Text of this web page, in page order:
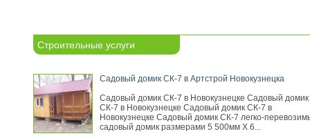
Строительные услуги
Садовый домик СК-7 в Артстрой Новокузнецка
Садовый домик СК-7 в Новокузнецке Садовый домик
СК-7 в Новокузнецке Садовый домик СК-7 в
Новокузнецке Садовый домик СК-7 легко-
садовый домик размерами 5 500мм Х 6...